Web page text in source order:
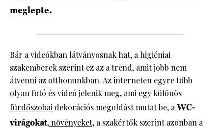
meglepte.
Bár a videókban látványosnak hat, a higiéniai
szakemberek szerint ez az a trend, amit jobb nem
átvenni az otthonunkban. Az interneten egyre több
olyan fotó és videó jelenik meg, ami egy különös
fürdőszobai dekorációs megoldást mutat be, aWC-
virágokat,növényeket, a szakértők szerint azonban a